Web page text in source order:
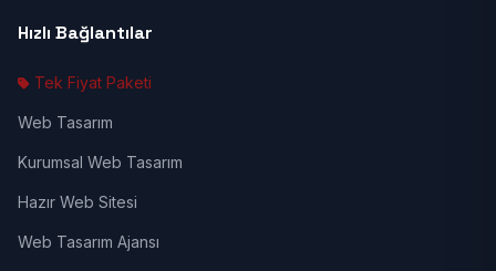
Hızlı Bağlantılar
Tek Fiyat Paketi
Web Tasarım
Kurumsal Web Tasarım
Hazır Web Sitesi
Web Tasarım Ajansı